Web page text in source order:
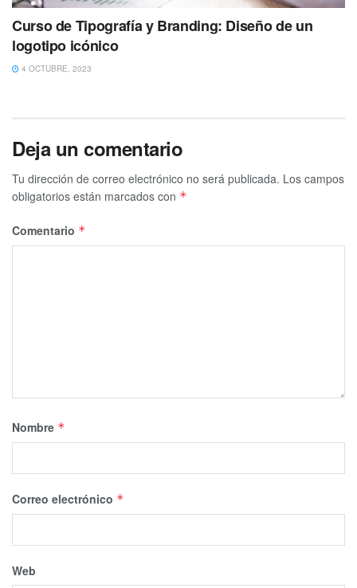
Curso de Tipografía y Branding: Diseño de un
logotipo icónico
4 OCTUBRE, 2023
Deja un comentario
Tu dirección de correo electrónico no será publicada. Los campos
obligatorios están marcados con *
Comentario *
Nombre *
Correo electrónico *
Web